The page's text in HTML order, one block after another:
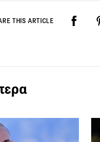
THIS ARTICLE